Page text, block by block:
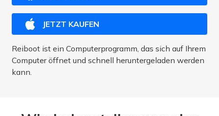
JETZT KAUFEN
Reiboot ist ein Computerprogramm, das sich auf Ihrem
Computer öffnet und schnell heruntergeladen werden
kann.